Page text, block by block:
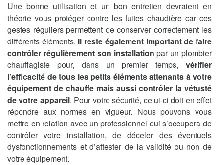
Une bonne utilisation et un bon entretien devraient en
théorie vous protéger contre les fuites chaudière car ces
gestes réguliers permettent de conserver correctement les
différents éléments. Il reste également important de faire
contrôler régulièrement son installation par un plombier
chauffagiste pour, dans un premier temps, vérifier
l’efficacité de tous les petits éléments attenants à votre
équipement de chauffe mais aussi contrôler la vétusté
de votre appareil. Pour votre sécurité, celui-ci doit en effet
répondre aux normes en vigueur. Nous pouvons vous
mettre en relation avec un professionnel qui s’occupera de
contrôler votre installation, de déceler des éventuels
dysfonctionnements et d’attester de la validité ou non de
votre équipement.